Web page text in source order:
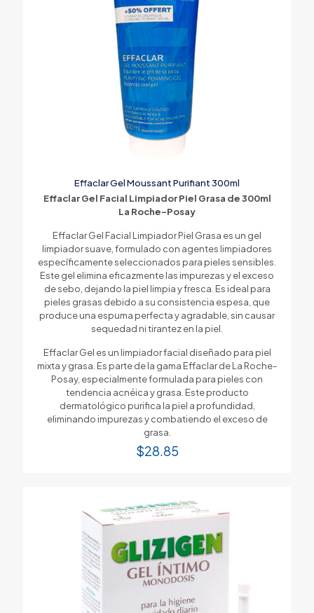
Effaclar Gel Moussant Purifiant 300ml
Effaclar Gel Facial Limpiador Piel Grasa de 300ml
La Roche-Posay
Effaclar Gel Facial Limpiador Piel Grasa es un gel
limpiador suave, formulado con agentes limpiadores
específicamente seleccionados para pieles sensibles.
Este gel elimina eficazmente las impurezas y el exceso
de sebo, dejando la piel limpia y fresca. Es ideal para
pieles grasas debido a su consistencia espesa, que
produce una espuma perfecta y agradable, sin causar
sequedad ni tirantez en la piel.
Effaclar Gel es un limpiador facial diseñado para piel
mixta y grasa. Es parte de la gama Effaclar de La Roche-
Posay, especialmente formulada para pieles con
tendencia acnéica y grasa. Este producto
dermatológico purifica la piel a profundidad,
eliminando impurezas y combatiendo el exceso de
grasa.
$28.85